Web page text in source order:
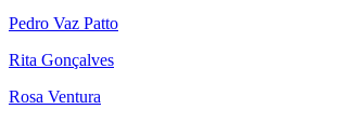
Pedro Vaz Patto
Rita Gonçalves
Rosa Ventura